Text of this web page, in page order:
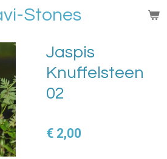
Stones
Jaspis
Knuffelsteen
02
€ 2,00